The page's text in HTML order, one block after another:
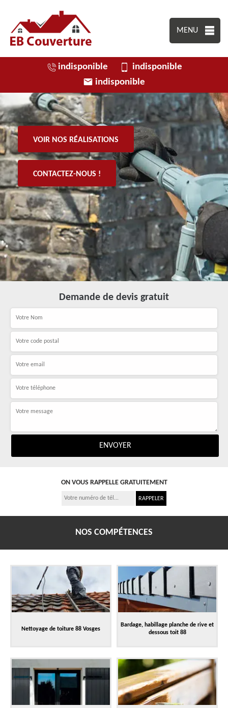
MENU
indisponible
indisponible
indisponible
VOIR NOS RÉALISATIONS
CONTACTEZ-NOUS !
Demande de devis gratuit
ON VOUS RAPPELLE GRATUITEMENT
NOS COMPÉTENCES
Nettoyage de toiture 88 Vosges
Bardage, habillage planche de rive et
dessous toit 88